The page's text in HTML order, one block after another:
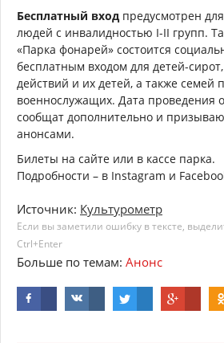
Бесплатный вход предусмотрен
людей с инвалидностью I-II групп.
«Парка фонарей» состоится
бесплатным входом для детей-
действий и их детей, а также семей
военнослужащих. Дата проведения
сообщат дополнительно и
анонсами.
Билеты на сайте или в кассе парка.
Подробности – в Instagram и
Источник: Культурометр
Если вы заметили ошибку в тексте,
Ctrl+Enter
Больше по темам: Анонс